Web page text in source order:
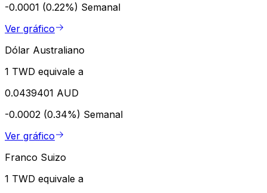
-0.0001 (0.22%) Semanal
Ver gráfico
Dólar Australiano
1 TWD equivale a
0.0439401 AUD
-0.0002 (0.34%) Semanal
Ver gráfico
Franco Suizo
1 TWD equivale a